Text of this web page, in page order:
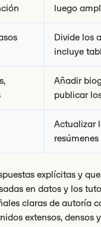
luego
Divide los
incluye
Añadir
publicar
Actualizar
explícitas y
en datos y los
claras de autoría
extensos, densos